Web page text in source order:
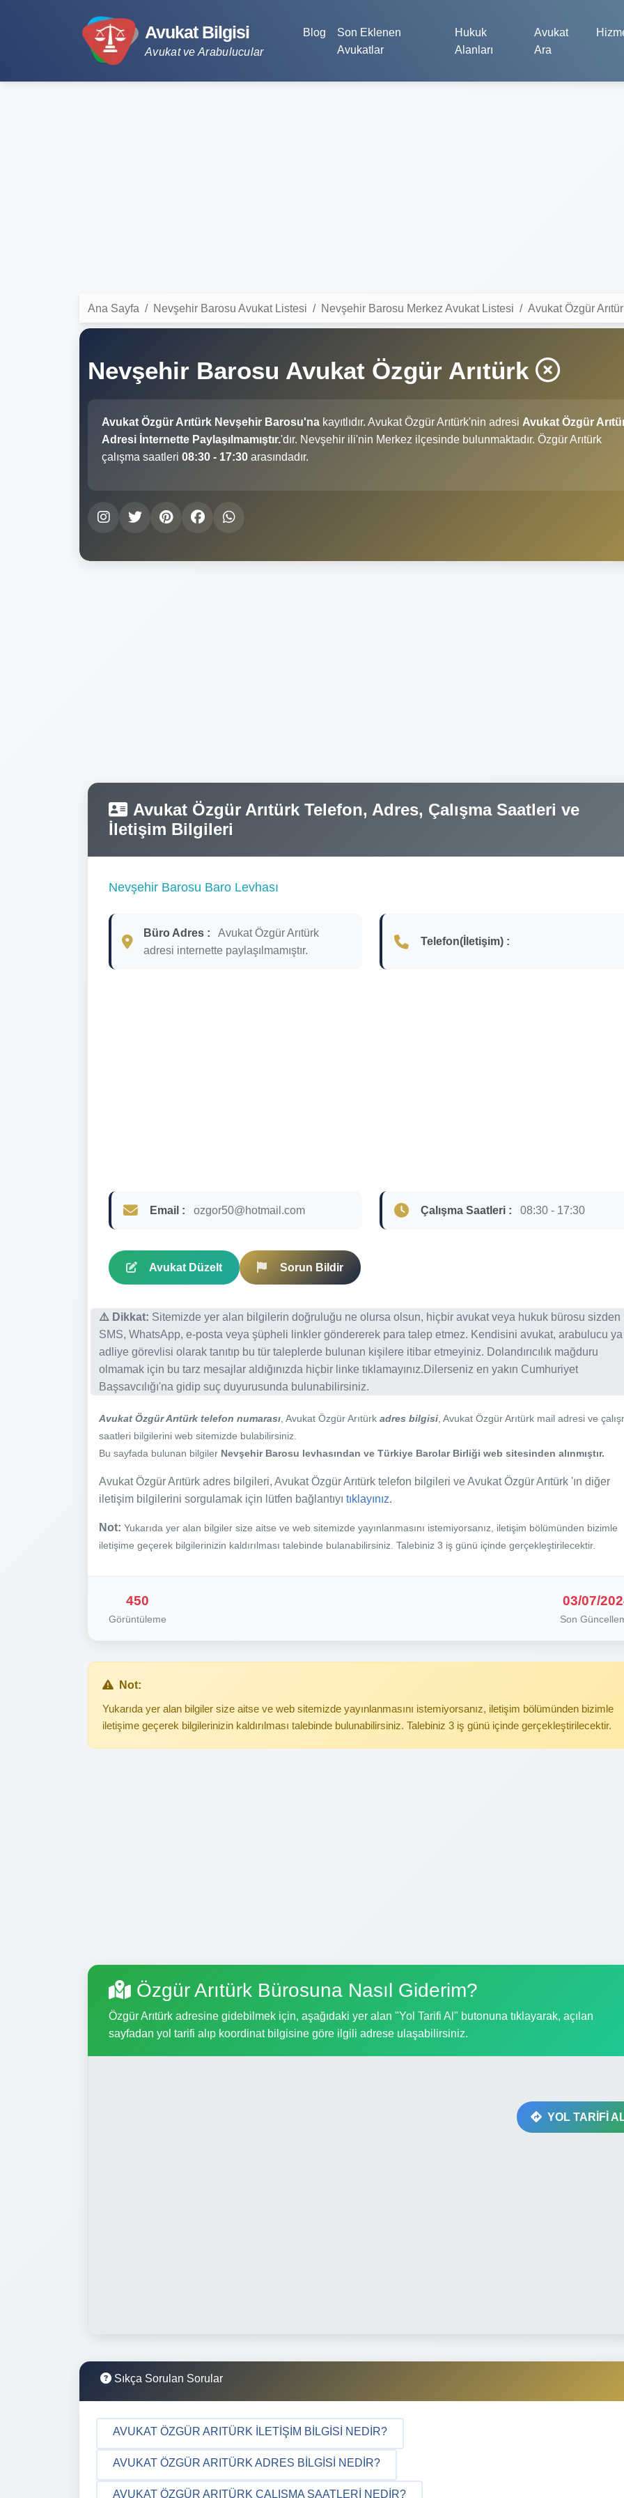
Avukat Bilgisi
Avukat ve Arabulucular
Blog
Son Eklenen
Avukatlar
Hukuk
Alanları
Avukat
Ara
Ana Sayfa Nevşehir Barosu Avukat Listesi Nevşehir Barosu Merkez Avukat Listesi Avukat Özgür
Nevşehir Barosu Avukat Özgür Arıtürk
Avukat Özgür Arıtürk Nevşehir Barosu'na kayıtlıdır. Avukat Özgür Arıtürk'nin adresi Avukat Özgür
Adresi İnternette Paylaşılmamıştır.'dır. Nevşehir ili'nin Merkez ilçesinde bulunmaktadır. Özgür Arıtürk
çalışma saatleri 08:30 - 17:30 arasındadır.
Avukat Özgür Arıtürk Telefon, Adres, Çalışma Saatleri ve
İletişim Bilgileri
Nevşehir Barosu Baro Levhası
Büro Adres :
Avukat Özgür Arıtürk
adresi internette paylaşılmamıştır.
Telefon(İletişim) :
Email : ozgor50@hotmail.com Çalışma Saatleri : 08:30 - 17:30
Avukat Düzelt Sorun Bildir
⚠️ Dikkat: Sitemizde yer alan bilgilerin doğruluğu ne olursa olsun, hiçbir avukat veya hukuk bürosu sizden
SMS, WhatsApp, e-posta veya şüpheli linkler göndererek para talep etmez. Kendisini avukat, arabulucu
adliye görevlisi olarak tanıtıp bu tür taleplerde bulunan kişilere itibar etmeyiniz. Dolandırıcılık mağduru
olmamak için bu tarz mesajlar aldığınızda hiçbir linke tıklamayınız.Dilerseniz en yakın Cumhuriyet
Başsavcılığı'na gidip suç duyurusunda bulunabilirsiniz.
Avukat Özgür Arıtürk telefon numarası , Avukat Özgür Arıtürk adres bilgisi , Avukat Özgür Arıtürk mail adresi ve
saatleri bilgilerini web sitemizde bulabilirsiniz.
Bu sayfada bulunan bilgiler Nevşehir Barosu levhasından ve Türkiye Barolar Birliği web sitesinden alınmıştır.
Avukat Özgür Arıtürk adres bilgileri, Avukat Özgür Arıtürk telefon bilgileri ve Avukat Özgür Arıtürk 'ın diğer
iletişim bilgilerini sorgulamak için lütfen bağlantıyı tıklayınız.
Not: Yukarıda yer alan bilgiler size aitse ve web sitemizde yayınlanmasını istemiyorsanız, iletişim bölümünden bizimle
iletişime geçerek bilgilerinizin kaldırılması talebinde bulanabilirsiniz. Talebiniz 3 iş günü içinde gerçekleştirilecektir.
450
Görüntüleme
03/07/
Son
Not:
Yukarıda yer alan bilgiler size aitse ve web sitemizde yayınlanmasını istemiyorsanız, iletişim bölümünden bizimle
iletişime geçerek bilgilerinizin kaldırılması talebinde bulunabilirsiniz. Talebiniz 3 iş günü içinde gerçekleştirilecektir.
Özgür Arıtürk Bürosuna Nasıl Giderim?
Özgür Arıtürk adresine gidebilmek için, aşağıdaki yer alan "Yol Tarifi Al" butonuna tıklayarak, açılan
sayfadan yol tarifi alıp koordinat bilgisine göre ilgili adrese ulaşabilirsiniz.
YOL TARİFİ
Sıkça Sorulan Sorular
AVUKAT ÖZGÜR ARITÜRK İLETIŞIM BILGISI NEDIR?
AVUKAT ÖZGÜR ARITÜRK ADRES BILGISI NEDIR?
AVUKAT ÖZGÜR ARITÜRK ÇALIŞMA SAATLERI NEDIR?